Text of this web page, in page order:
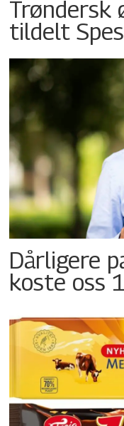
Trøndersk
tildelt
Dårligere
koste oss